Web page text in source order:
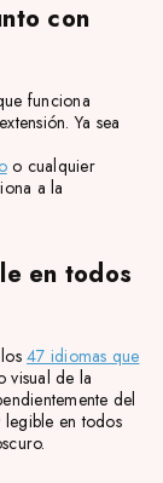
con
funciona
Ya sea
o cualquier
a la
en todos
47 idiomas que
visual de la
del
legible en todos